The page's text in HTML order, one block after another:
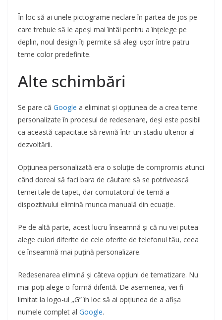
În loc să ai unele pictograme neclare în partea de jos pe
care trebuie să le apeși mai întâi pentru a înțelege pe
deplin, noul design îți permite să alegi ușor între patru
teme color predefinite.
Alte schimbări
Se pare că Google a eliminat și opțiunea de a crea teme
personalizate în procesul de redesenare, deși este posibil
ca această capacitate să revină într-un stadiu ulterior al
dezvoltării.
Opțiunea personalizată era o soluție de compromis atunci
când doreai să faci bara de căutare să se potrivească
temei tale de tapet, dar comutatorul de temă a
dispozitivului elimină munca manuală din ecuație.
Pe de altă parte, acest lucru înseamnă și că nu vei putea
alege culori diferite de cele oferite de telefonul tău, ceea
ce înseamnă mai puțină personalizare.
Redesenarea elimină și câteva opțiuni de tematizare. Nu
mai poți alege o formă diferită. De asemenea, vei fi
limitat la logo-ul „G” în loc să ai opțiunea de a afișa
numele complet al Google.